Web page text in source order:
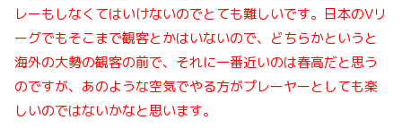
レーもしなくてはいけないのでとても難しいです。日本のVリ
ーグでもそこまで観客とかはいないので、どちらかというと
海外の大勢の観客の前で、それに一番近いのは春高だと思う
のですが、あのような空気でやる方がプレーヤーとしても楽
しいのではないかなと思います。